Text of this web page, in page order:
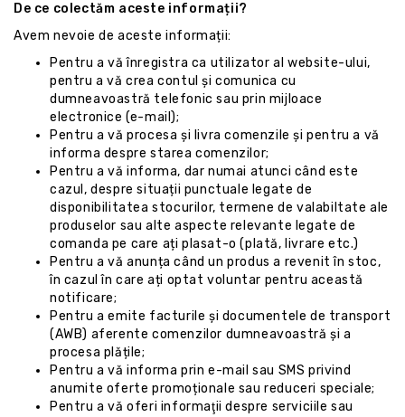
De ce colectăm aceste informații?
Avem nevoie de aceste informații:
Pentru a vă înregistra ca utilizator al website-ului,
pentru a vă crea contul și comunica cu
dumneavoastră telefonic sau prin mijloace
electronice (e-mail);
Pentru a vă procesa și livra comenzile și pentru a vă
informa despre starea comenzilor;
Pentru a vă informa, dar numai atunci când este
cazul, despre situații punctuale legate de
disponibilitatea stocurilor, termene de valabiltate ale
produselor sau alte aspecte relevante legate de
comanda pe care ați plasat-o (plată, livrare etc.)
Pentru a vă anunța când un produs a revenit în stoc,
în cazul în care ați optat voluntar pentru această
notificare;
Pentru a emite facturile și documentele de transport
(AWB) aferente comenzilor dumneavoastră și a
procesa plățile;
Pentru a vă informa prin e-mail sau SMS privind
anumite oferte promoționale sau reduceri speciale;
Pentru a vă oferi informaţii despre serviciile sau